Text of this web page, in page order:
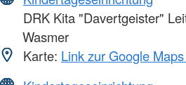
DRK Kita "Davertgeister"
Wasmer
Karte: Link zur Google